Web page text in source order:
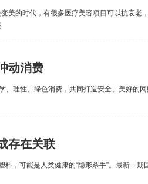
美的时代，有很多医疗美容项目可以抗衰老
动消费
、理性、绿色消费，共同打造安全、美好的
存在关联
料，可能是人类健康的“隐形杀手”。最新一期